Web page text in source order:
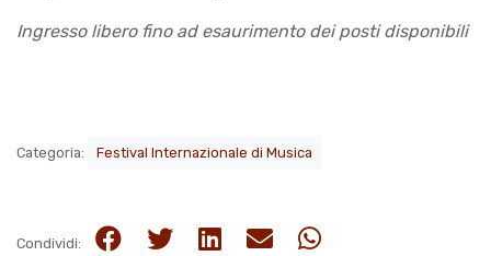
Ingresso libero fino ad esaurimento dei posti disponibili
Categoria: Festival Internazionale di Musica
Condividi: